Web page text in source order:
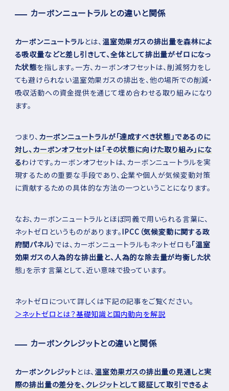
カーボンニュートラルとの違いと関係
カーボンニュートラルとは、温室効果ガスの排出量を森林によ
る吸収量などと差し引きして、全体として排出量がゼロになっ
た状態を指します。一方、カーボンオフセットは、削減努力をし
ても避けられない温室効果ガスの排出を、他の場所での削減・
吸収活動への資金提供を通じて埋め合わせる取り組みになり
ます。
つまり、 カーボンニュートラルが「達成すべき状態」であるのに
対し、カーボンオフセットは「その状態に向けた取り組み」にな
るわけです。カーボンオフセットは、カーボンニュートラルを実
現するための重要な手段であり、企業や個人が気候変動対策
に貢献するための具体的な方法の一つということになります。
なお、カーボンニュートラルとほぼ同義で用いられる言葉に、
ネットゼロというものがあります。IPCC（気候変動に関する政
府間パネル） では、カーボンニュートラルもネットゼロも「温室
効果ガスの人為的な排出量と、人為的な除去量が均衡した状
態」を示す言葉として、近い意味で扱っています。
ネットゼロについて詳しくは下記の記事をご覧ください。
＞ネットゼロとは？基礎知識と国内動向を解説
カーボンクレジットとの違いと関係
カーボンクレジットとは、温室効果ガスの排出量の見通しと実
際の排出量の差分を、クレジットとして認証して取引できるよ